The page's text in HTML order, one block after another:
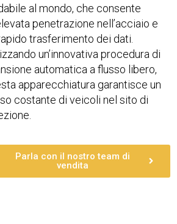
al mondo, che consente
penetrazione nell’acciaio e
trasferimento dei dati.
un’innovativa procedura di
automatica a flusso libero,
apparecchiatura garantisce un
costante di veicoli nel sito di
Parla con il nostro team di
vendita